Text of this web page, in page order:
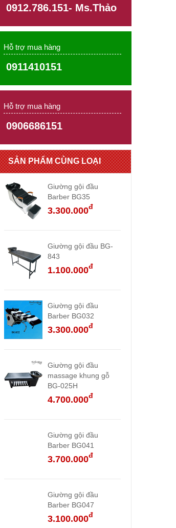
0912.786.151- Ms.Thảo
Hỗ trợ mua hàng
0911410151
Hỗ trợ mua hàng
0906686151
SẢN PHẨM CÙNG LOẠI
Giường gội đầu
Barber BG35
3.300.000đ
Giường gội đầu BG-
843
1.100.000đ
Giường gội đầu
Barber BG032
3.300.000đ
Giường gội đầu
massage khung gỗ
BG-025H
4.700.000đ
Giường gội đầu
Barber BG041
3.700.000đ
Giường gội đầu
Barber BG047
3.100.000đ